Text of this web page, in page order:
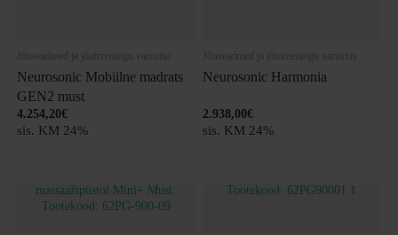
Neurosonic Mobiilne madrats
GEN2 must
4.254,20€
sis. KM 24%
Neurosonic Harmonia
2.938,00€
sis. KM 24%